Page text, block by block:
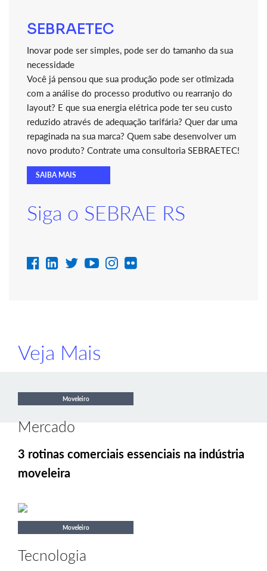
SEBRAETEC
Inovar pode ser simples, pode ser do tamanho da sua
necessidade
Você já pensou que sua produção pode ser otimizada
com a análise do processo produtivo ou rearranjo do
layout? E que sua energia elétrica pode ter seu custo
reduzido através de adequação tarifária? Quer dar uma
repaginada na sua marca? Quem sabe desenvolver um
novo produto? Contrate uma consultoria SEBRAETEC!
SAIBA MAIS
Siga o SEBRAE RS
Veja Mais
Moveleiro
Mercado
3 rotinas comerciais essenciais na indústria
moveleira
Moveleiro
Tecnologia